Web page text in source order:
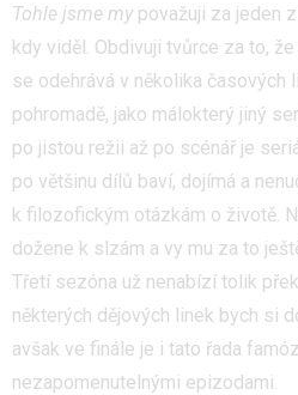
Tohle jsme my považuji za jeden
kdy viděl. Obdivuji tvůrce za to,
se odehrává v několika časových
pohromadě, jako málokterý jiný
po jistou režii až po scénář je
po většinu dílů baví, dojímá a
k filozofickým otázkám o životě.
dožene k slzám a vy mu za to
Třetí sezóna už nenabízí tolik
některých dějových linek bych si
avšak ve finále je i tato řada
nezapomenutelnými epizodami.